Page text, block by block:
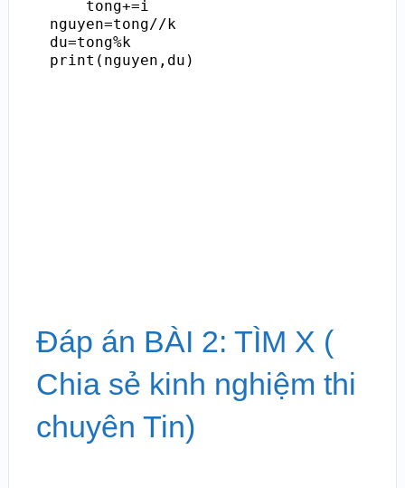
    tong+=i
nguyen=tong//k
du=tong%k
print(nguyen,du)
Đáp án BÀI 2: TÌM X (
Chia sẻ kinh nghiệm thi
chuyên Tin)